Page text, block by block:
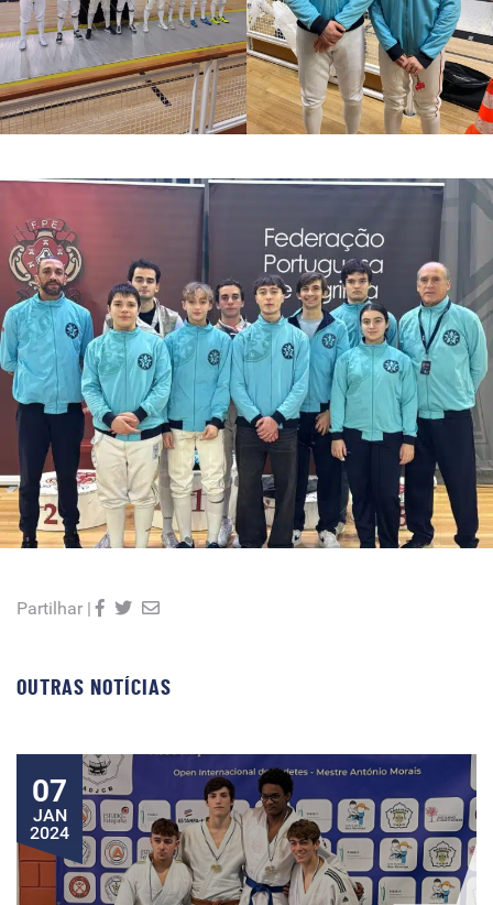
Partilhar |
OUTRAS NOTÍCIAS
07
JAN
2024